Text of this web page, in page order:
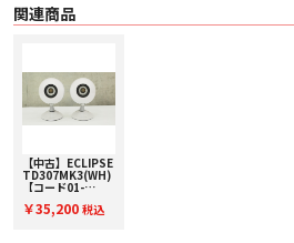
関連商品
【中古】ECLIPSE
TD307MK3(WH)
【コード01-
トスピーカー(ペ
￥35,200 税込